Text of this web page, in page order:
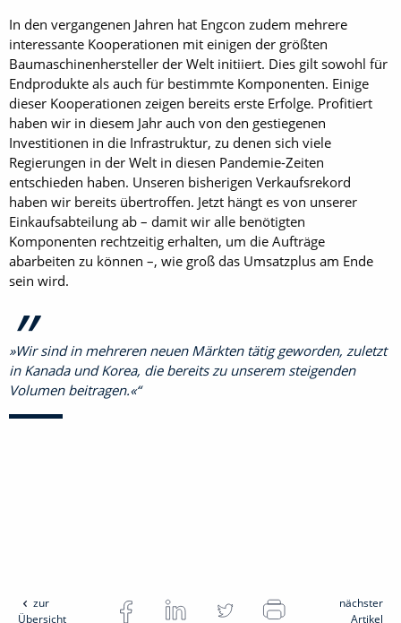
In den vergangenen Jahren hat Engcon zudem mehrere
interessante Kooperationen mit einigen der größten
Baumaschinenhersteller der Welt initiiert. Dies gilt sowohl für
Endprodukte als auch für bestimmte Komponenten. Einige
dieser Kooperationen zeigen bereits erste Erfolge. Profitiert
haben wir in diesem Jahr auch von den gestiegenen
Investitionen in die Infrastruktur, zu denen sich viele
Regierungen in der Welt in diesen Pandemie-Zeiten
entschieden haben. Unseren bisherigen Verkaufsrekord
haben wir bereits übertroffen. Jetzt hängt es von unserer
Einkaufsabteilung ab – damit wir alle benötigten
Komponenten rechtzeitig erhalten, um die Aufträge
abarbeiten zu können –, wie groß das Umsatzplus am Ende
sein wird.
»Wir sind in mehreren neuen Märkten tätig geworden, zuletzt
in Kanada und Korea, die bereits zu unserem steigenden
Volumen beitragen.«
zur
Übersicht
nächster
Artikel